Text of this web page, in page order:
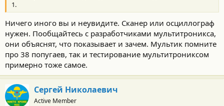
1.
Ничего иного вы и неувидите. Сканер или осциллограф
нужен. Пообщайтесь с разработчиками мультитроникса,
они объяснят, что показывает и зачем. Мультик помните
про 38 попугаев, так и тестирование мультитрониксом
примерно тоже самое.
Сергей Николаевич
Active Member